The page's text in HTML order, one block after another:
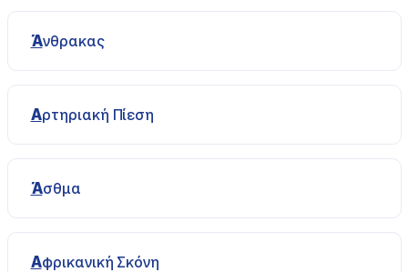
Άνθρακας
Αρτηριακή Πίεση
Άσθμα
Αφρικανική Σκόνη